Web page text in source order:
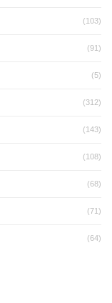
(103)
(91)
(5)
(312)
(143)
(108)
(68)
(71)
(64)